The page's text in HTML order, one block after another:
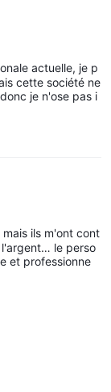
actuelle, je p
cette société ne
je n'ose pas i
ils m'ont cont
le perso
et professionne